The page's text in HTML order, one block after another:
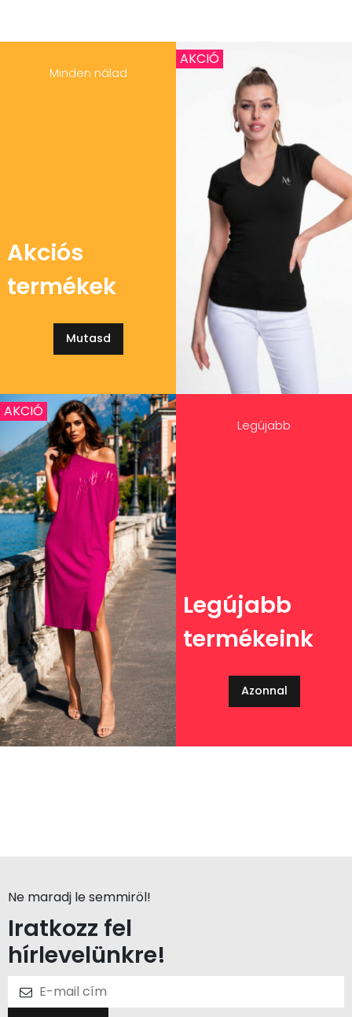
Minden nálad
Akciós
termékek
Mutasd
AKCIÓ
Legújabb
Legújabb
termékeink
Azonnal
AKCIÓ
Ne maradj le semmiröl!
Iratkozz fel
hírlevelünkre!